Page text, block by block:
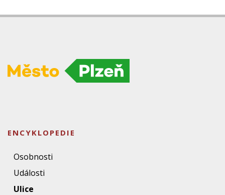
ENCYKLOPEDIE
Osobnosti
Události
Ulice